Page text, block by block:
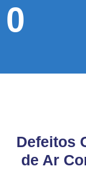
0
Defeitos
de Ar